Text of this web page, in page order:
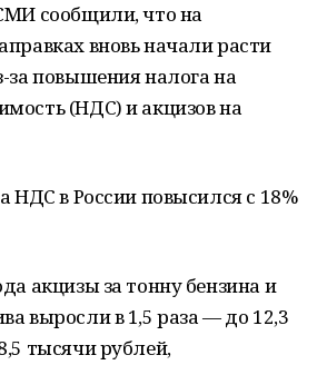
сообщили, что на
вновь начали расти
за повышения налога на
(НДС) и акцизов на
НДС в России повысился с 18%
акцизы за тонну бензина и
выросли в 1,5 раза — до 12,3
тысячи рублей,